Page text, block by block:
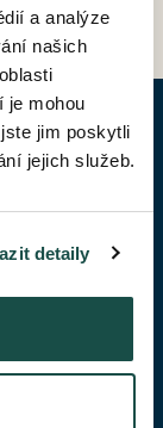
a analýze
našich
je mohou
jim poskytli
jejich služeb.
detaily